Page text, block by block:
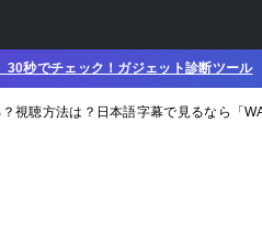
30秒でチェック！ガジェット診断ツール
聴方法は？日本語字幕で見るなら「